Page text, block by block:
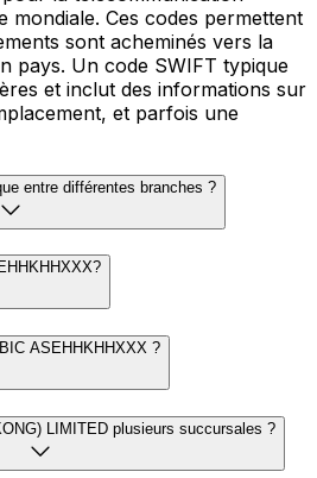
mondiale. Ces codes permettent
sont acheminés vers la
pays. Un code SWIFT typique
et inclut des informations sur
et parfois une
entre différentes branches ?
ASEHHKHHXXX ?
LIMITED plusieurs succursales ?